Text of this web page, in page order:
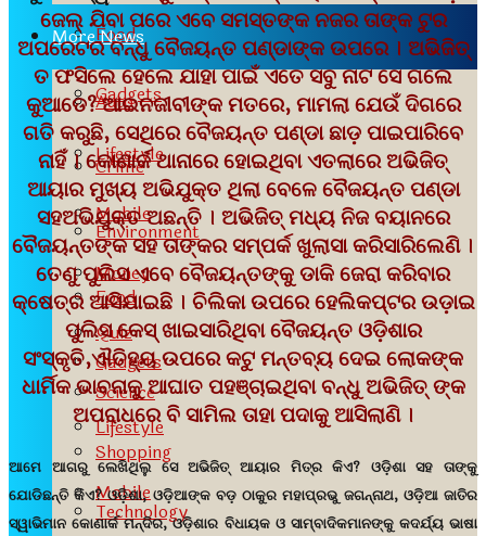
Food
Gadgets
Lifestyle
Mobile
Money
Quiz
Science
Shopping
Technology
More News
Auto
Crime
Environment
Food
Gadgets
Lifestyle
Mobile
ଜେଲ୍ ଯିବା ପରେ ଏବେ ସମସ୍ତଙ୍କ ନଜର ତାଙ୍କ ଟୁର
ଅପରେଟର ବନ୍ଧୁ ବୈଜୟନ୍ତ ପଣ୍ଡାଙ୍କ ଉପରେ । ଅଭିଜିତ୍
ତ ଫସିଲେ ହେଲେ ଯାହା ପାଇଁ ଏତେ ସବୁ ନାଟ ସେ ଗଲେ
କୁଆଡେ? ଆଇନଜୀବୀଙ୍କ ମତରେ, ମାମଲା ଯେଉଁ ଦିଗରେ
ଗତି କରୁଛି, ସେଥିରେ ବୈଜୟନ୍ତ ପଣ୍ଡା ଛାଡ଼ ପାଇପାରିବେ
ନାହିଁ । କୋଣାର୍କ ଥାନାରେ ହୋଇଥିବା ଏତଲାରେ ଅଭିଜିତ୍
ଆୟାର ମୁଖ୍ୟ ଅଭିଯୁକ୍ତ ଥିଲା ବେଳେ ବୈଜୟନ୍ତ ପଣ୍ଡା
ସହଅଭିଯୁକ୍ତ ଅଛନ୍ତି । ଅଭିଜିତ୍ ମଧ୍ୟ ନିଜ ବୟାନରେ
ବୈଜୟନ୍ତଙ୍କ ସହ ତାଙ୍କର ସମ୍ପର୍କ ଖୁଲାସା କରିସାରିଲେଣି ।
ତେଣୁ ପୁଲିସ ଏବେ ବୈଜୟନ୍ତଙ୍କୁ ଡାକି ଜେରା କରିବାର
କ୍ଷେତ୍ର ଆସିଯାଇଛି । ଚିଲିକା ଉପରେ ହେଲିକପ୍ଟର ଉଡ଼ାଇ
ପୁଲିସ କେସ୍ ଖାଇସାରିଥିବା ବୈଜୟନ୍ତ ଓଡ଼ିଶାର
ସଂସ୍କୃତି,ଐତିହ୍ୟ ଉପରେ କଟୁ ମନ୍ତବ୍ୟ ଦେଇ ଲୋକଙ୍କ
ଧାର୍ମିକ ଭାବନାକୁ ଆଘାତ ପହଞ୍ଚାଇଥିବା ବନ୍ଧୁ ଅଭିଜିତ୍ ଙ୍କ
ଅପରାଧରେ ବି ସାମିଲ ତାହା ପଦାକୁ ଆସିଲାଣି ।
ଆମେ ଆଗରୁ ଲେଖିଥିଲୁ ସେ ଅଭିଜିତ୍ ଆୟାର ମିତ୍ର କିଏ? ଓଡ଼ିଶା ସହ ତାଙ୍କୁ
ଯୋଡିଛନ୍ତି କିଏ? ଓଡ଼ିଶା, ଓଡ଼ିଆଙ୍କ ବଡ଼ ଠାକୁର ମହାପ୍ରଭୁ ଜଗନ୍ନାଥ, ଓଡ଼ିଆ ଜାତିର
ସ୍ୱାଭିମାନ କୋଣାର୍କ ମନ୍ଦିର, ଓଡ଼ିଶାର ବିଧାୟକ ଓ ସାମ୍ବାଦିକମାନଙ୍କୁ କଦର୍ଯ୍ୟ ଭାଷା